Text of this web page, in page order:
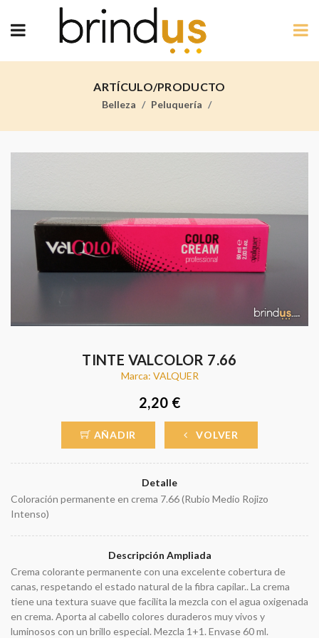
ARTÍCULO/PRODUCTO
Belleza Peluquería
TINTE VALCOLOR 7.66
Marca: VALQUER
2,20 €
AÑADIR VOLVER
Detalle
Coloración permanente en crema 7.66 (Rubio Medio Rojizo
Intenso)
Descripción Ampliada
Crema colorante permanente con una excelente cobertura de
canas, respetando el estado natural de la fibra capilar.. La crema
tiene una textura suave que facilita la mezcla con el agua oxigenada
en crema. Aporta al cabello colores duraderos muy vivos y
luminosos con un brillo especial. Mezcla 1+1. Envase 60 ml.